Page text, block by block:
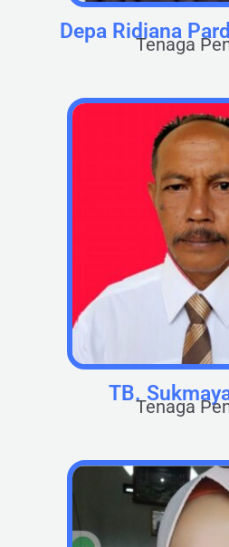
Depa Ridiana
Tenaga
TB.
Tenaga